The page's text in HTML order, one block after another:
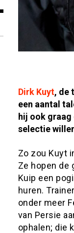
Dirk Kuyt, de
een aantal
hij ook graag
selectie
Zo zou Kuyt
Ze hopen de
Kuip een
huren.
onder meer
van Persie
ophalen; die